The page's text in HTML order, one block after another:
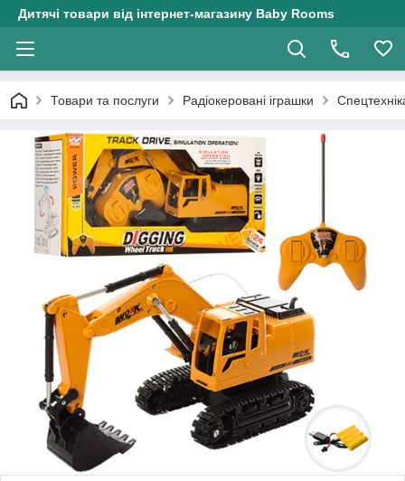
Дитячі товари від інтернет-магазину Baby Rooms
Товари та послуги Радіокеровані іграшки